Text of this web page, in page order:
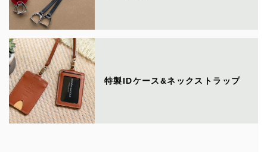
特製IDケース&ネックストラップ